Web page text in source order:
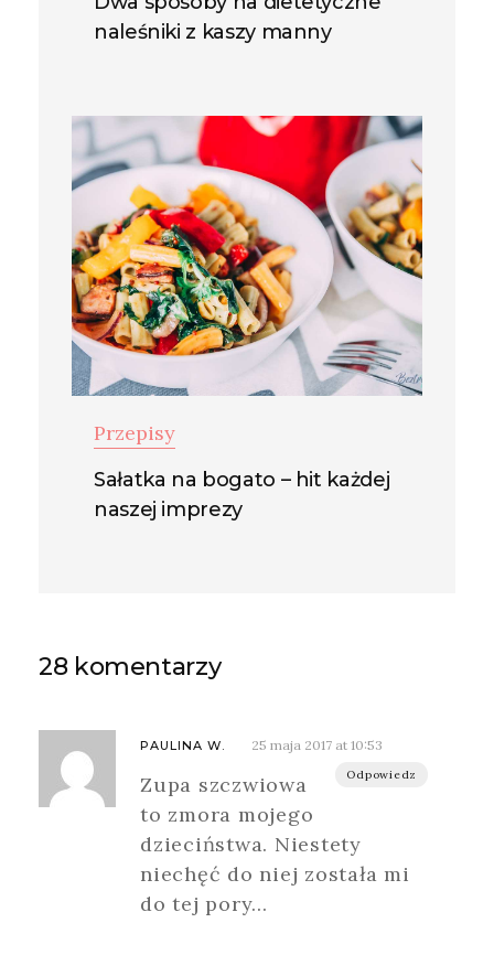
naleśniki z kaszy manny
Przepisy
Sałatka na bogato – hit każdej
naszej imprezy
28 komentarzy
PAULINA W. 25 maja 2017 at 10:53
Odpowiedz
Zupa szczwiowa
to zmora mojego
dzieciństwa. Niestety
niechęć do niej została mi
do tej pory…